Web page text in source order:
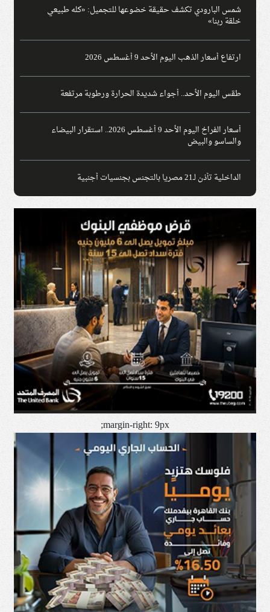
شمس البارودي تكشف حقيقة خضوعها للتجميل: «كله طبيعي
خلقة ربنا»
ارتفاع أسعار الذهب اليوم الأحد 9 أغسطس 2026
طقس اليوم الأحد.. أجواء شديدة الحرارة ورطوبة مرتفعة
أسعار الفراخ اليوم الأحد 9 أغسطس 2026.. استقرار البيضاء
والساسو والبيض
الداخلية تأذن لـ21 مصريا بالتجنس بجنسيات أجنبية
margin-right: 9px;